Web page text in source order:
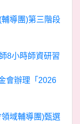
導團)第三階段
8小時師資研習
會辦理「2026
域輔導團)甄選